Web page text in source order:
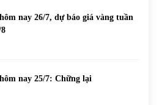
nay 26/7, dự báo giá vàng tuần
nay 25/7: Chững lại